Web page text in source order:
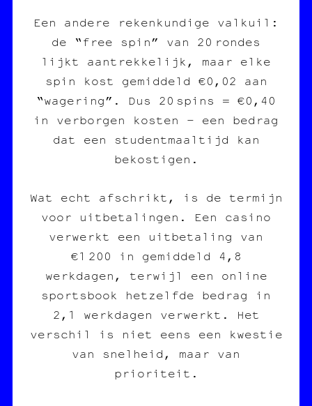
Een andere rekenkundige valkuil:
de “free spin” van 20 rondes
lijkt aantrekkelijk, maar elke
spin kost gemiddeld €0,02 aan
“wagering”. Dus 20 spins = €0,40
in verborgen kosten – een bedrag
dat een studentmaaltijd kan
bekostigen.
Wat echt afschrikt, is de termijn
voor uitbetalingen. Een casino
verwerkt een uitbetaling van
€1 200 in gemiddeld 4,8
werkdagen, terwijl een online
sportsbook hetzelfde bedrag in
2,1 werkdagen verwerkt. Het
verschil is niet eens een kwestie
van snelheid, maar van
prioriteit.